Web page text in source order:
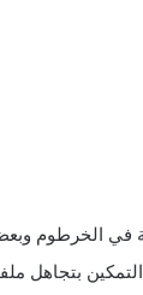
في الخرطوم
التمكين بتجاهل